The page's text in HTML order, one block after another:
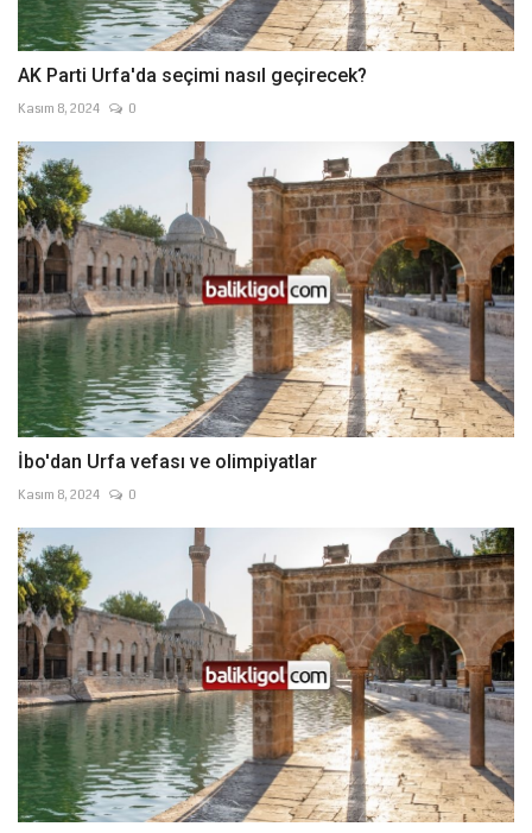
AK Parti Urfa'da seçimi nasıl geçirecek?
Kasım 8, 2024 0
İbo'dan Urfa vefası ve olimpiyatlar
Kasım 8, 2024 0